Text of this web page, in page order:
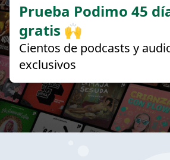
Prueba Podimo 45
gratis 🙌
Cientos de podcasts y
exclusivos